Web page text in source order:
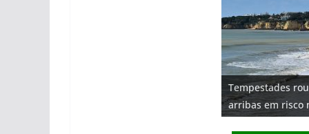
Tempestades
arribas em risco
Projeto
milhões de
hotéis (com
Milagre da
Algarve voltam a
Foto do dia:
entre redes e
Tapas do mar a
gastronómica